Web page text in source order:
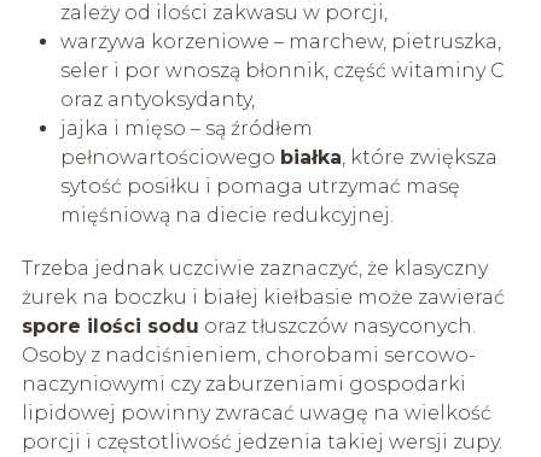
zależy od ilości zakwasu w porcji,
warzywa korzeniowe – marchew, pietruszka,
seler i por wnoszą błonnik, część witaminy C
oraz antyoksydanty,
jajka i mięso – są źródłem
pełnowartościowego białka, które zwiększa
sytość posiłku i pomaga utrzymać masę
mięśniową na diecie redukcyjnej.
Trzeba jednak uczciwie zaznaczyć, że klasyczny
żurek na boczku i białej kiełbasie może zawierać
spore ilości sodu oraz tłuszczów nasyconych.
Osoby z nadciśnieniem, chorobami sercowo-
naczyniowymi czy zaburzeniami gospodarki
lipidowej powinny zwracać uwagę na wielkość
porcji i częstotliwość jedzenia takiej wersji zupy.